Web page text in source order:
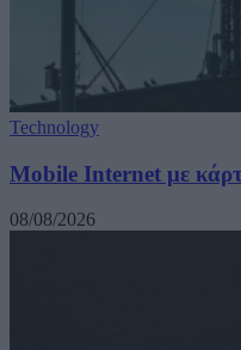
Technology
Mobile Internet με
08/08/2026